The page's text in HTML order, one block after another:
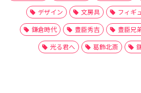
デザイン
文房具 フィギ
鎌倉時代
豊臣秀吉 豊臣兄
光る君へ
葛飾北斎